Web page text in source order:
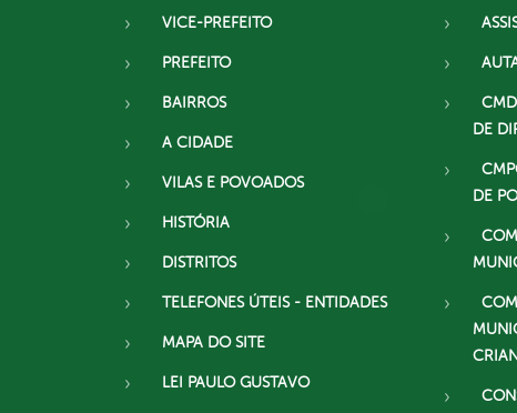
VICE-PREFEITO
PREFEITO
BAIRROS
A CIDADE
VILAS E POVOADOS
HISTÓRIA
DISTRITOS
TELEFONES ÚTEIS - ENTIDADES
MAPA DO SITE
LEI PAULO GUSTAVO
DE
DE